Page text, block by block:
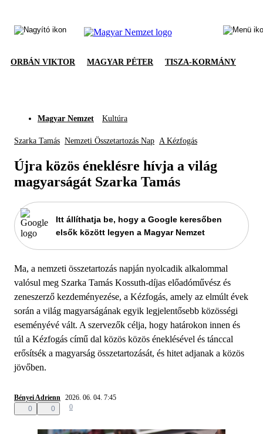
ORBÁN VIKTOR MAGYAR PÉTER TISZA-KORMÁNY
Magyar Nemzet Kultúra
Szarka Tamás Nemzeti Összetartozás Nap A Kézfogás
Újra közös éneklésre hívja a világ
magyarságát Szarka Tamás
Itt állíthatja be, hogy a Google keresőben
elsők között legyen a Magyar Nemzet
Ma, a nemzeti összetartozás napján nyolcadik alkalommal
valósul meg Szarka Tamás Kossuth-díjas előadóművész és
zeneszerző kezdeményezése, a Kézfogás, amely az elmúlt évek
során a világ magyarságának egyik legjelentősebb közösségi
eseményévé vált. A szervezők célja, hogy határokon innen és
túl a Kézfogás című dal közös közös éneklésével és tánccal
erősítsék a magyarság összetartozását, és hitet adjanak a közös
jövőben.
Bényei Adrienn 2026. 06. 04. 7:45
0
0 0